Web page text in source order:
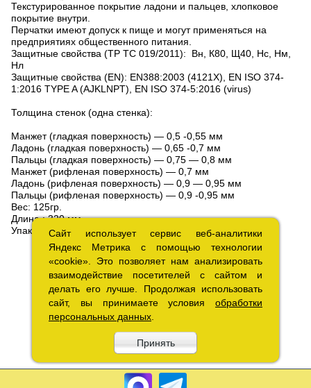
Текстурированное покрытие ладони и пальцев, хлопковое
покрытие внутри.
Перчатки имеют допуск к пище и могут применяться на
предприятиях общественного питания.
Защитные свойства (ТР ТС 019/2011): Вн, К80, Щ40, Нс, Нм,
Нл
Защитные свойства (EN): EN388:2003 (4121Х), EN ISO 374-
1:2016 TYPE A (AJKLNPT), EN ISO 374-5:2016 (virus)
Толщина стенок (одна стенка):
Манжет (гладкая поверхность) — 0,5 -0,55 мм
Ладонь (гладкая поверхность) — 0,65 -0,7 мм
Пальцы (гладкая поверхность) — 0,75 — 0,8 мм
Манжет (рифленая поверхность) — 0,7 мм
Ладонь (рифленая поверхность) — 0,9 — 0,95 мм
Пальцы (рифленая поверхность) — 0,9 -0,95 мм
Вес: 125гр.
Длина : 320 мм.
Упаковка: пачка — 12 пар.
Сайт использует сервис веб-аналитики
Яндекс Метрика с помощью технологии
«cookie». Это позволяет нам анализировать
взаимодействие посетителей с сайтом и
делать его лучше. Продолжая использовать
сайт, вы принимаете условия обработки
персональных данных
Принять
Сайт использует сервис веб-аналитики
Яндекс Метрика с помощью технологии
«cookie». Это позволяет нам анализировать
взаимодействие посетителей с сайтом и
делать его лучше. Продолжая использовать
сайт, вы принимаете условия обработки
персональных данных
Принять